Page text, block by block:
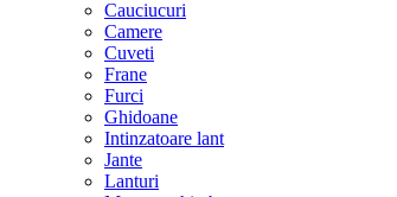
Cauciucuri
Camere
Cuveti
Frane
Furci
Ghidoane
Intinzatoare lant
Jante
Lanturi